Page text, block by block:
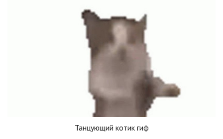
Танцующий котик гиф